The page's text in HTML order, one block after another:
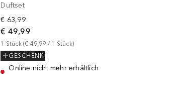
Duftset
€ 63,99
€ 49,99
1 Stück (€ 49,99 / 1 Stück)
GESCHENK
Online nicht mehr erhältlich